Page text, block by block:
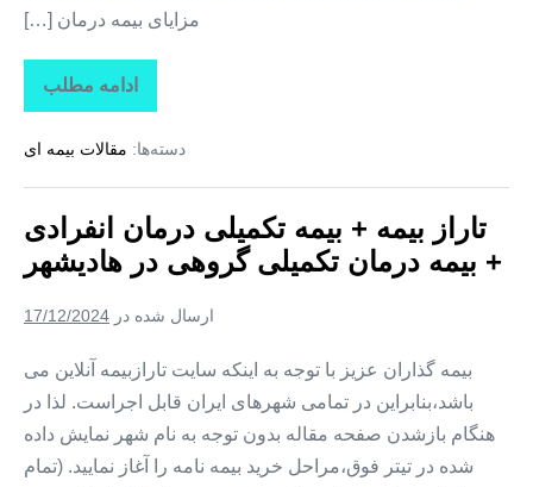
مزایای بیمه درمان […]
ادامه مطلب
تاراز
بیمه
بیمه
درمان
+
بیمه
درمان
تکمیلی
در
دسته‌ها: مقالات بیمه ای
تاراز بیمه + بیمه تکمیلی درمان انفرادی
+ بیمه درمان تکمیلی گروهی در هادیشهر
ارسال شده در 17/12/2024
بیمه گذاران عزیز با توجه به اینکه سایت تارازبیمه آنلاین می
باشد،بنابراین در تمامی شهرهای ایران قابل اجراست. لذا در
هنگام بازشدن صفحه مقاله بدون توجه به نام شهر نمایش داده
شده در تیتر فوق،مراحل خرید بیمه نامه را آغاز نمایید. (تمام